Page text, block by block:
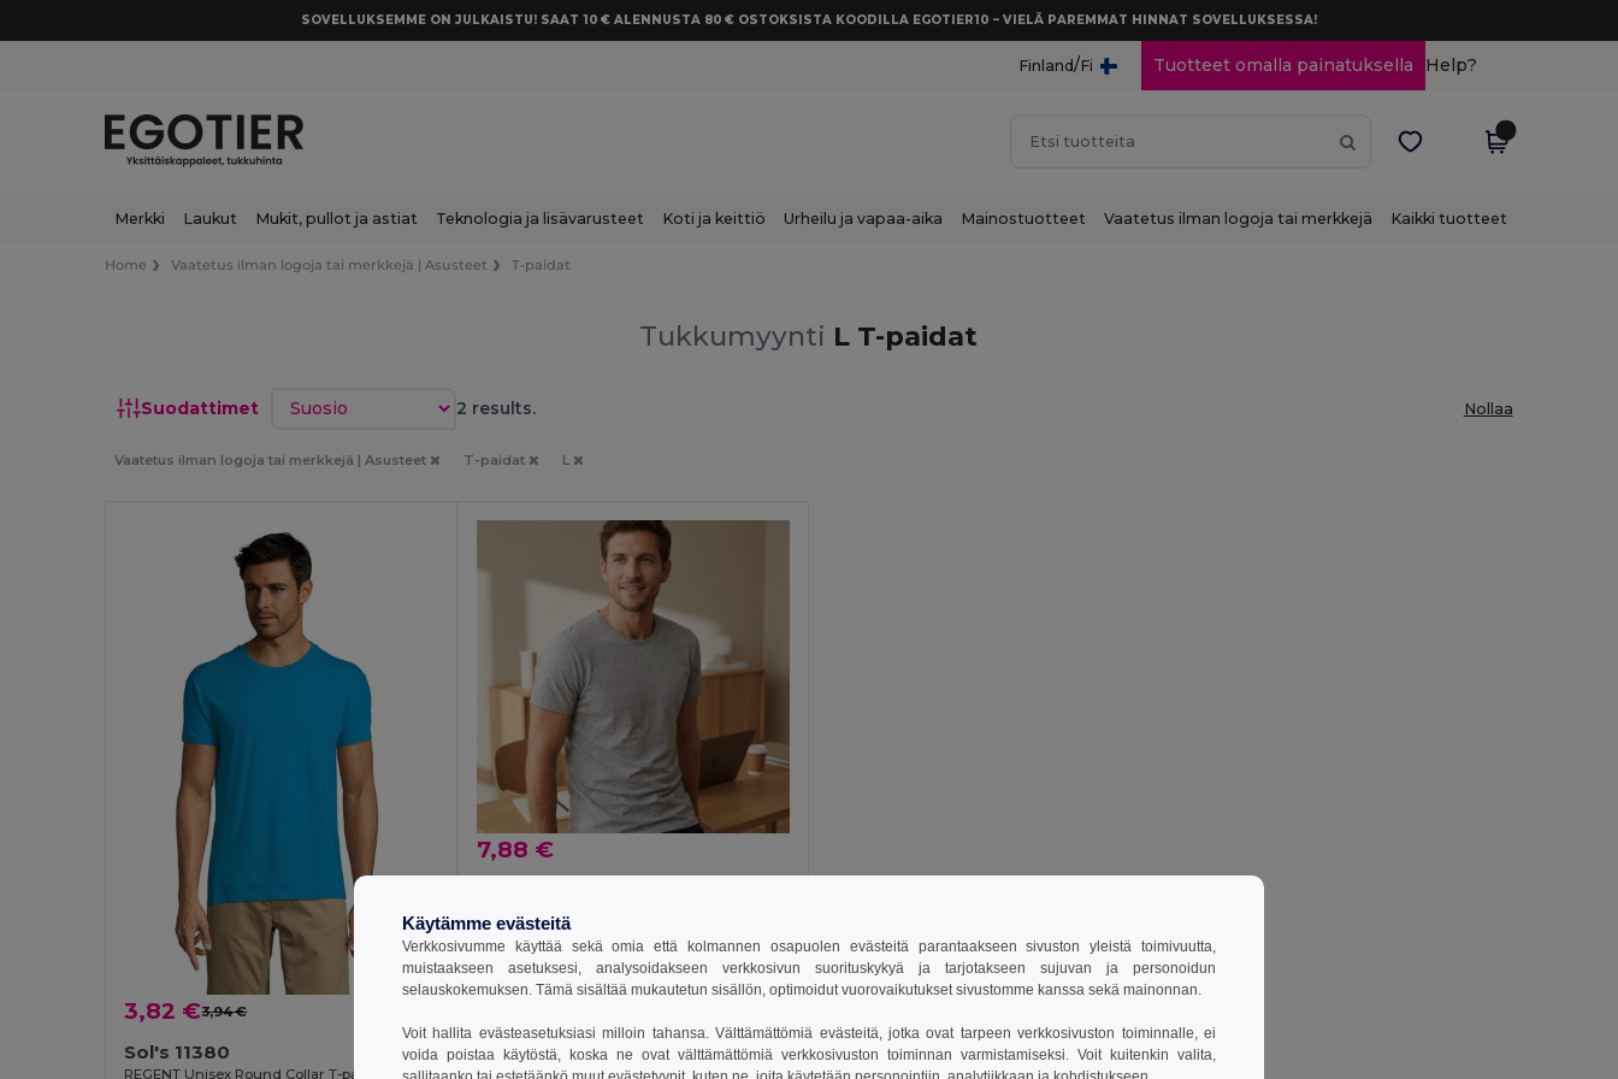
SOVELLUKSEMME ON JULKAISTU! SAAT 10 € ALENNUSTA 80 € OSTOKSISTA KOODILLA EGOTIER10 – VIELÄ PAREMMAT HINNAT SOVELLUKSESSA!
Finland/Fi Tuotteet omalla painatuksella Help?
Merkki Laukut Mukit, pullot ja astiat Teknologia ja lisävarusteet Koti ja keittiö Urheilu ja vapaa-aika Mainostuotteet Vaatetus ilman logoja tai merkkejä Kaikki tuotteet
Home Vaatetus ilman logoja tai merkkejä | Asusteet T-paidat
Tukkumyynti L T-paidat
Suodattimet Lajittele 2 results. Nollaa
Vaatetus ilman logoja tai merkkejä | Asusteet T-paidat L
3,82 €3,94 €
Sol's 11380
REGENT Unisex Round Collar T-paita
7,88 €
Egotier 30186
Käytämme evästeitä
Verkkosivumme käyttää sekä omia että kolmannen osapuolen evästeitä parantaakseen sivuston yleistä toimivuutta,
muistaakseen asetuksesi, analysoidakseen verkkosivun suorituskykyä ja tarjotakseen sujuvan ja personoidun
selauskokemuksen. Tämä sisältää mukautetun sisällön, optimoidut vuorovaikutukset sivustomme kanssa sekä mainonnan.
Voit hallita evästeasetuksiasi milloin tahansa. Välttämättömiä evästeitä, jotka ovat tarpeen verkkosivuston toiminnalle, ei
voida poistaa käytöstä, koska ne ovat välttämättömiä verkkosivuston toiminnan varmistamiseksi. Voit kuitenkin valita,